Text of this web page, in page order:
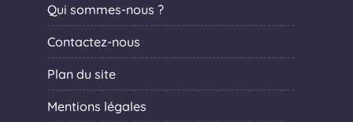
Qui sommes-nous ?
Contactez-nous
Plan du site
Mentions légales